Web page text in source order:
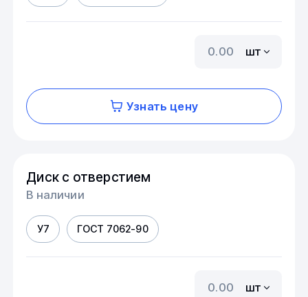
шт
Узнать цену
Диск с отверстием
В наличии
У7 ГОСТ 7062-90
шт